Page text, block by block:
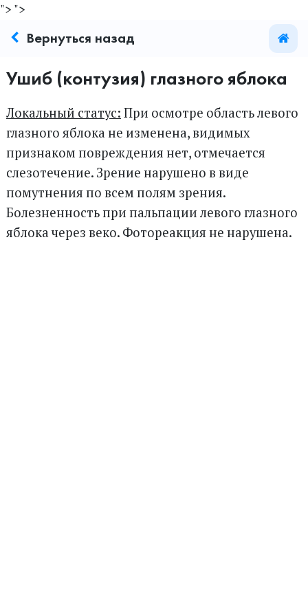
"> ">
Вернуться назад
Ушиб (контузия) глазного яблока
Локальный статус: При осмотре область левого
глазного яблока не изменена, видимых
признаком повреждения нет, отмечается
слезотечение. Зрение нарушено в виде
помутнения по всем полям зрения.
Болезненность при пальпации левого глазного
яблока через веко. Фотореакция не нарушена.